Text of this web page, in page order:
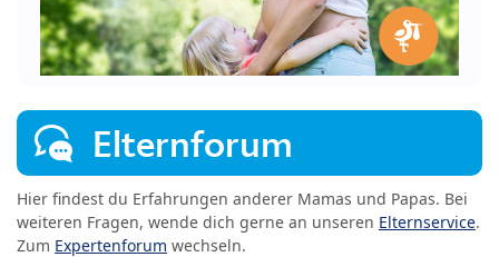
Elternforum
Hier findest du Erfahrungen anderer Mamas und Papas. Bei
weiteren Fragen, wende dich gerne an unseren Elternservice.
Zum Expertenforum wechseln.